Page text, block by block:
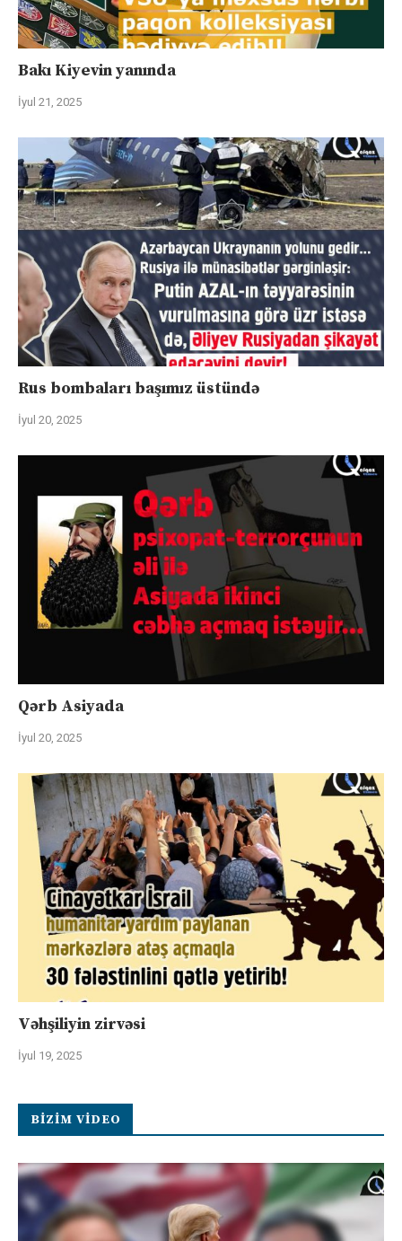
Bakı Kiyevin yanında
İyul 21, 2025
Rus bombaları başımız üstündə
İyul 20, 2025
Qərb Asiyada
İyul 20, 2025
Vəhşiliyin zirvəsi
İyul 19, 2025
BIZIM VIDEO